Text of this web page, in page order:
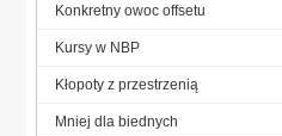
Konkretny owoc offsetu
Kursy w NBP
Kłopoty z przestrzenią
Mniej dla biednych